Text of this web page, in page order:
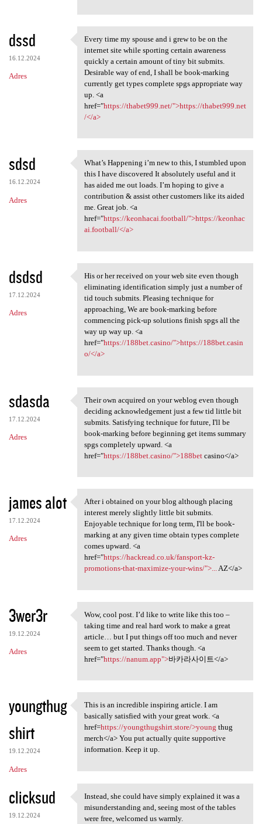
dssd
16.12.2024
Adres
Every time my spouse and i
Every time my spouse and i grew to be on the
internet site while sporting certain awareness
quickly a certain amount of tiny bit submits.
Desirable way of end, I shall be book-marking
currently get types complete spgs appropriate way
up. <a
href="https://thabet999.net/">https://thabet999.net
/</a>
sdsd
16.12.2024
Adres
What’s Happening i’m new to
What’s Happening i’m new to this, I stumbled upon
this I have discovered It absolutely useful and it
has aided me out loads. I’m hoping to give a
contribution & assist other customers like its aided
me. Great job. <a
href="https://keonhacai.football/">https://keonhac
ai.football/</a>
dsdsd
17.12.2024
Adres
His or her received on your
His or her received on your web site even though
eliminating identification simply just a number of
tid touch submits. Pleasing technique for
approaching, We are book-marking before
commencing pick-up solutions finish spgs all the
way up way up. <a
href="https://188bet.casino/">https://188bet.casin
o/</a>
sdasda
17.12.2024
Adres
Their own acquired on your
Their own acquired on your weblog even though
deciding acknowledgement just a few tid little bit
submits. Satisfying technique for future, I'll be
book-marking before beginning get items summary
spgs completely upward. <a
href="https://188bet.casino/">188betcasino</a>
james alot
17.12.2024
Adres
After i obtained on your blog
After i obtained on your blog although placing
interest merely slightly little bit submits.
Enjoyable technique for long term, I'll be book-
marking at any given time obtain types complete
comes upward. <a
href="https://hackread.co.uk/fansport-kz-
promotions-that-maximize-your-wins/">...AZ</a>
3wer3r
19.12.2024
Adres
Wow, cool post. I’d like to
Wow, cool post. I’d like to write like this too –
taking time and real hard work to make a great
article… but I put things off too much and never
seem to get started. Thanks though. <a
href="https://nanum.app">바카라사이트</a>
youngthug
shirt
19.12.2024
Adres
This is an incredible
This is an incredible inspiring article. I am
basically satisfied with your great work. <a
href=https://youngthugshirt.store/>young thug
merch</a> You put actually quite supportive
information. Keep it up.
clicksud
19.12.2024
Instead, she could have
Instead, she could have simply explained it was a
misunderstanding and, seeing most of the tables
were free, welcomed us warmly.